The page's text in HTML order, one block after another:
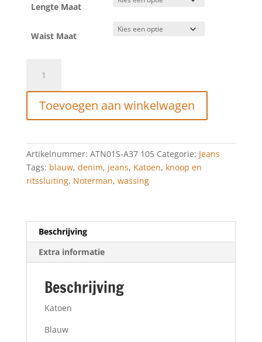
Lengte Maat
Waist Maat
Noterman
ATN01S-
A37
637
aantal
Toevoegen aan winkelwagen
Artikelnummer: ATN01S-A37 105 Categorie: Jeans
Tags: blauw, denim, jeans, Katoen, knoop en
ritssluiting, Noterman, wassing
Beschrijving
Extra informatie
Beschrijving
Katoen
Blauw